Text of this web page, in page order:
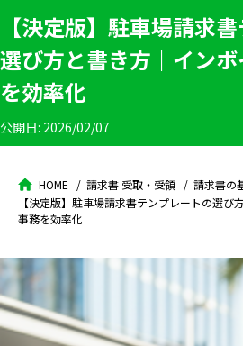
【決定版】駐車場請求
選び方と書き方｜イン
を効率化
公開日: 2026/02/07
HOME 請求書 受取・受領
請求書の
【決定版】駐車場請求書テンプレートの選び
事務を効率化